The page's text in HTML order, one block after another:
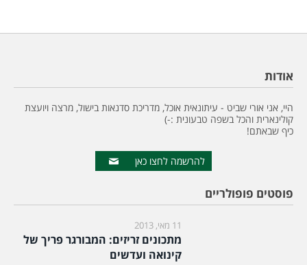
אודות
היי, אני אורי שביט - עיתונאית אוכל, מדריכת סדנאות בישול, מרצה ויועצת
קולינארית והכל בשפה טבעונית :-)
כיף שבאתם!
להרשמה לחצו כאן
פוסטים פופולריים
11 מאי, 2013
מתכונים זריזים: המבורגר פריך של
קינואה ועדשים